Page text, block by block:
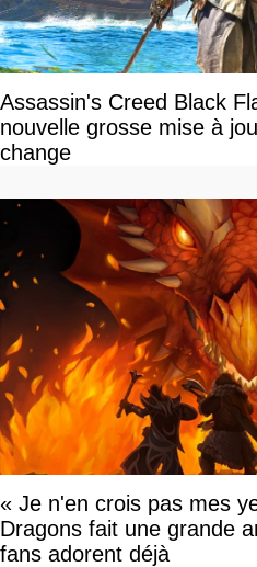
Assassin's Creed Black
nouvelle grosse mise à
change
« Je n'en crois pas mes
Dragons fait une grande
fans adorent déjà